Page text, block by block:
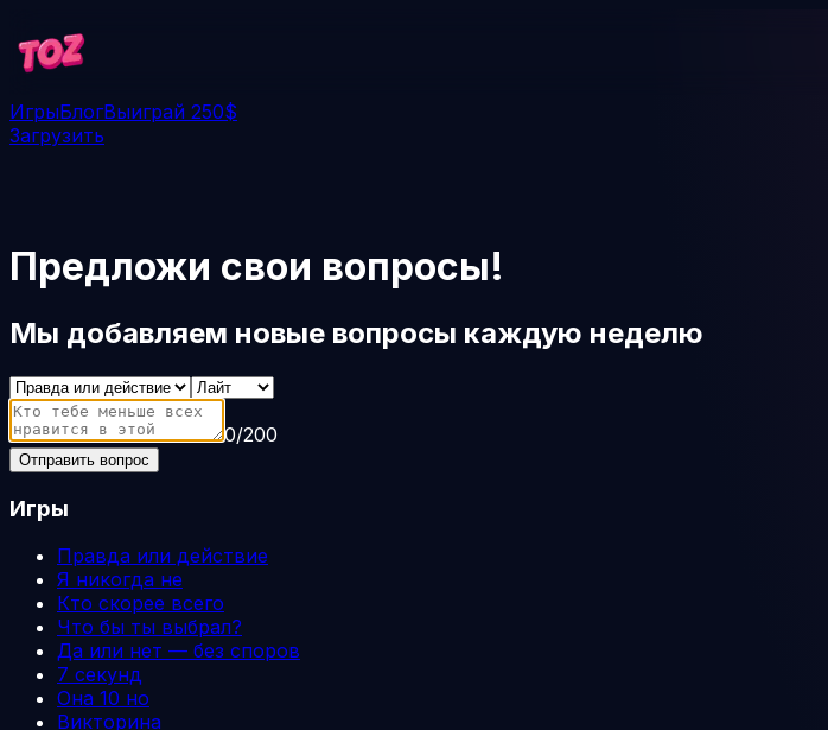
ИгрыБлогВыиграй 250$
Загрузить
Предложи свои вопросы!
Мы добавляем новые вопросы каждую неделю
0/200
Отправить вопрос
Игры
Правда или действие
Я никогда не
Кто скорее всего
Что бы ты выбрал?
Да или нет — без споров
7 секунд
Она 10 но
Викторина